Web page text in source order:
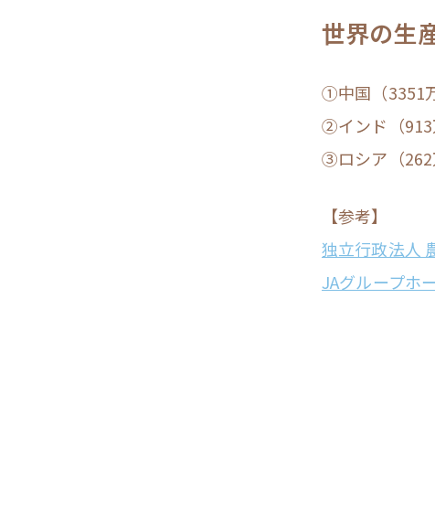
世界の生
①中国（3351
②インド（913
③ロシア（262
【参考】
独立行政法人
JAグループホ